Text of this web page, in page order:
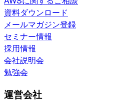
資料ダウンロード
メールマガジン登録
セミナー情報
採用情報
会社説明会
勉強会
運営会社